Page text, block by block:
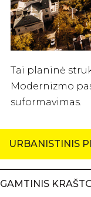
Tai planinė
Modernizmo
suformavimas.
URBANISTINIS
GAMTINIS